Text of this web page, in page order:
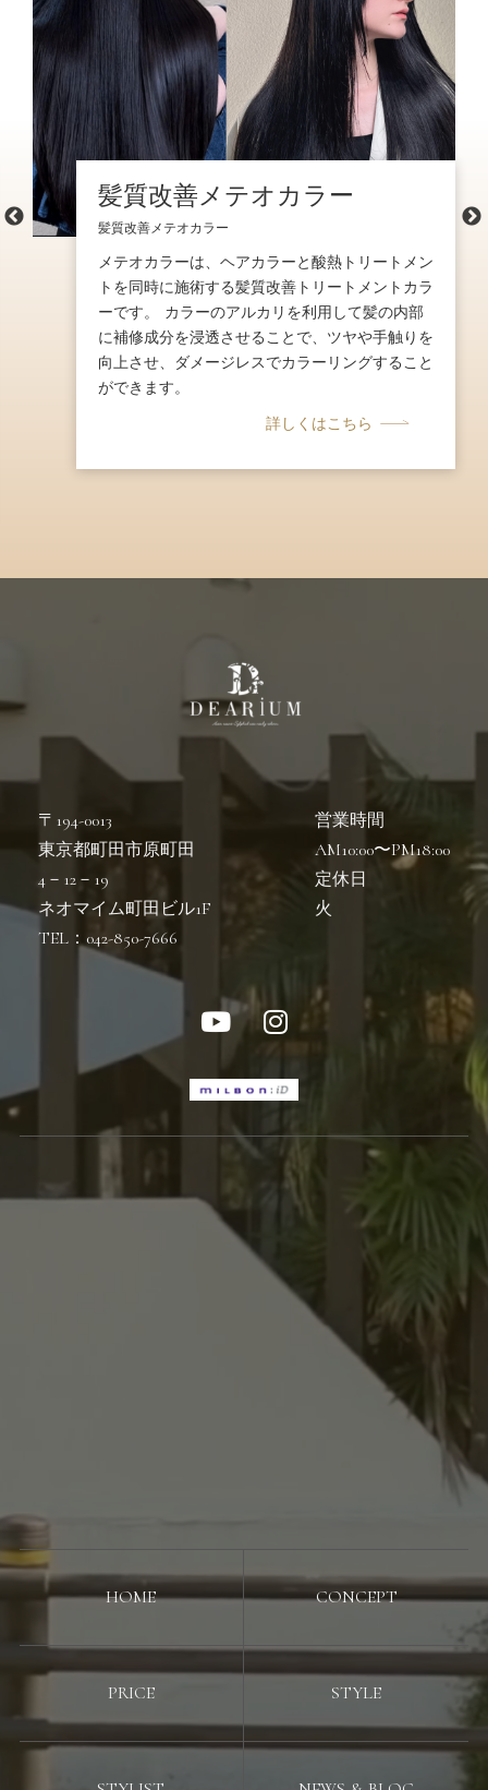
髪質改善メテオカラー
髪質改善メテオカラー
メテオカラーは、ヘアカラーと酸熱トリートメン
トを同時に施術する髪質改善トリートメントカラ
ーです。 カラーのアルカリを利用して髪の内部
に補修成分を浸透させることで、ツヤや手触りを
向上させ、ダメージレスでカラーリングすること
ができます。
詳しくはこちら
〒194-0013
東京都町田市原町田
4－12－19
ネオマイム町田ビル1F
TEL：042-850-7666
営業時間
AM10:00〜PM18:00
定休日
火
HOME CONCEPT
PRICE STYLE